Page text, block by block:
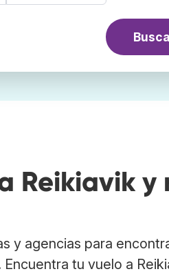
Reikiavik y
y agencias para
tu vuelo a